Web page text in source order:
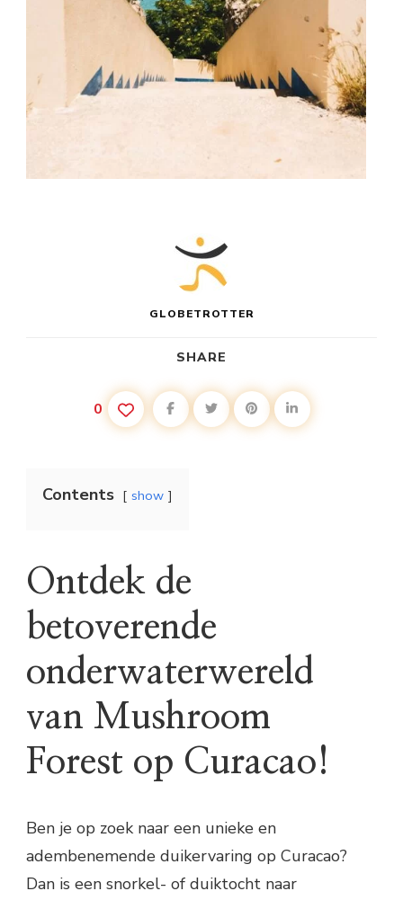
GLOBETROTTER
SHARE
0
Contents show
Ontdek de
betoverende
onderwaterwereld
van Mushroom
Forest op Curacao!
Ben je op zoek naar een unieke en
adembenemende duikervaring op Curacao?
Dan is een snorkel- of duiktocht naar